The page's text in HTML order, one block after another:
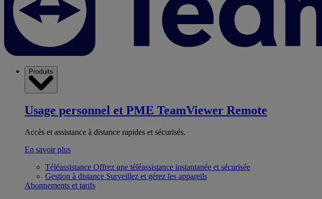
Produits
Usage personnel et PME TeamViewer Remote
Accès et assistance à distance rapides et sécurisés.
En savoir plus
Téléassistance Offrez une téléassistance instantanée et sécurisée
Gestion à distance Surveillez et gérez les appareils
Abonnements et tarifs